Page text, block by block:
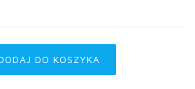
DO KOSZYKA